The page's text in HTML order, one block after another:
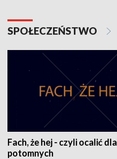
SPOŁECZEŃSTWO
Fach, że hej - czyli ocalić dla
potomnych